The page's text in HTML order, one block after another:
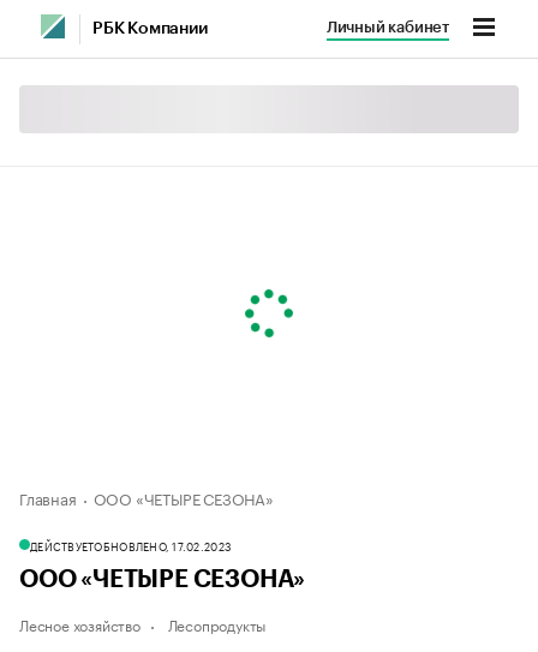
РБК Компании Личный кабинет
Главная ООО «ЧЕТЫРЕ СЕЗОНА»
ДЕЙСТВУЕТОБНОВЛЕНО, 17.02.2023
ООО «ЧЕТЫРЕ СЕЗОНА»
Лесное хозяйство Лесопродукты